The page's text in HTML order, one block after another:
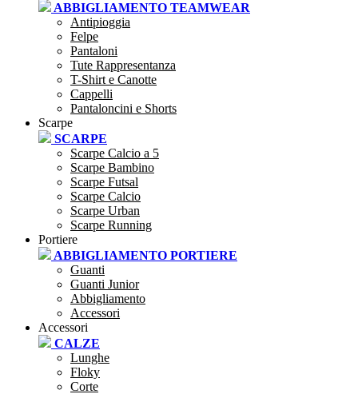
ABBIGLIAMENTO TEAMWEAR
Antipioggia
Felpe
Pantaloni
Tute Rappresentanza
T-Shirt e Canotte
Cappelli
Pantaloncini e Shorts
Scarpe
SCARPE
Scarpe Calcio a 5
Scarpe Bambino
Scarpe Futsal
Scarpe Calcio
Scarpe Urban
Scarpe Running
Portiere
ABBIGLIAMENTO PORTIERE
Guanti
Guanti Junior
Abbigliamento
Accessori
Accessori
CALZE
Lunghe
Floky
Corte